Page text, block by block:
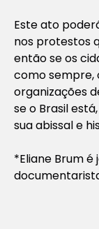
Este ato
nos protestos
então se os
como sempre,
organizações
se o Brasil
sua abissal e
*Eliane Brum